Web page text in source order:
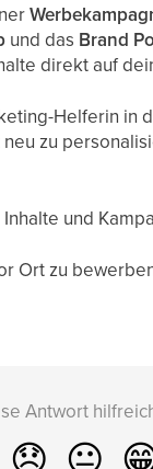
und das Brand
direkt auf
Helferin in
zu
und
Ort zu
Antwort
😞 😐